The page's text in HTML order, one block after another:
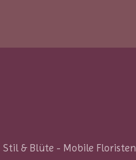
Stil & Blüte - Mobile Floristen